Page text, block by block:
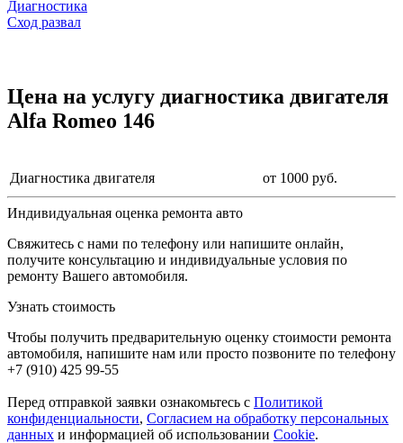
Диагностика
Сход развал
Цена на услугу диагностика двигателя
Alfa Romeo 146
Диагностика двигателя от 1000 руб.
Индивидуальная оценка ремонта авто
Свяжитесь с нами по телефону или напишите онлайн,
получите консультацию и индивидуальные условия по
ремонту Вашего автомобиля.
Узнать стоимость
Чтобы получить предварительную оценку стоимости ремонта
автомобиля, напишите нам или просто позвоните по телефону
+7 (910) 425 99-55
Перед отправкой заявки ознакомьтесь с Политикой
конфиденциальности, Согласием на обработку персональных
данных и информацией об использовании Cookie.